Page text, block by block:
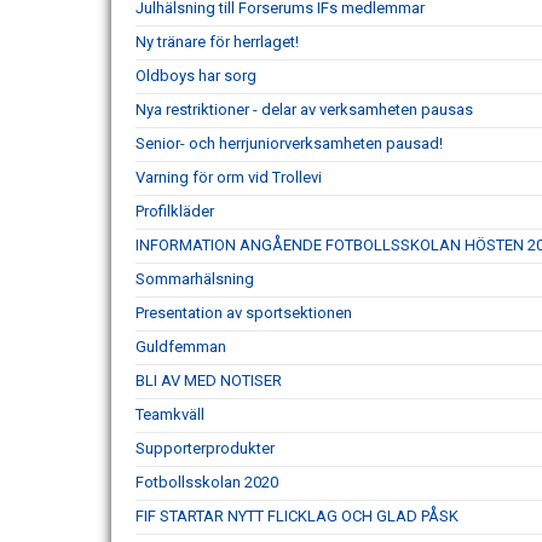
Julhälsning till Forserums IFs medlemmar
Ny tränare för herrlaget!
Oldboys har sorg
Nya restriktioner - delar av verksamheten pausas
Senior- och herrjuniorverksamheten pausad!
Varning för orm vid Trollevi
Profilkläder
INFORMATION ANGÅENDE FOTBOLLSSKOLAN HÖSTEN
Sommarhälsning
Presentation av sportsektionen
Guldfemman
BLI AV MED NOTISER
Teamkväll
Supporterprodukter
Fotbollsskolan 2020
FIF STARTAR NYTT FLICKLAG OCH GLAD PÅSK